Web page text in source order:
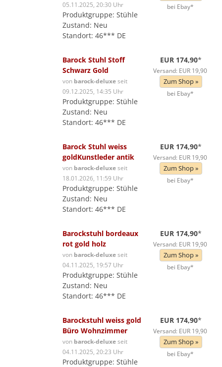
05.11.2025, 20:30 Uhr
Produktgruppe: Stühle
Zustand: Neu
Standort: 46*** DE
bei Ebay*
Barock Stuhl Stoff
Schwarz Gold
von barock-deluxeseit
09.12.2025, 14:35 Uhr
Produktgruppe: Stühle
Zustand: Neu
Standort: 46*** DE
EUR 174,90*
Versand: EUR 19,90
Zum Shop »
bei Ebay*
Barock Stuhl weiss
goldKunstleder antik
von barock-deluxeseit
18.01.2026, 11:59 Uhr
Produktgruppe: Stühle
Zustand: Neu
Standort: 46*** DE
EUR 174,90*
Versand: EUR 19,90
Zum Shop »
bei Ebay*
Barockstuhl bordeaux
rot gold holz
von barock-deluxeseit
04.11.2025, 19:57 Uhr
Produktgruppe: Stühle
Zustand: Neu
Standort: 46*** DE
EUR 174,90*
Versand: EUR 19,90
Zum Shop »
bei Ebay*
Barockstuhl weiss gold
Büro Wohnzimmer
von barock-deluxeseit
04.11.2025, 20:23 Uhr
Produktgruppe: Stühle
EUR 174,90*
Versand: EUR 19,90
Zum Shop »
bei Ebay*